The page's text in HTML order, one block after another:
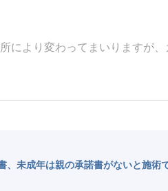
により変わってまいりますが
、未成年は親の承諾書がないと施術